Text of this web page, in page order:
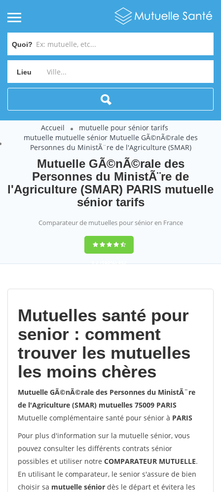
Quoi?
Lieu
Accueil
mutuelle pour sénior tarifs
mutuelle mutuelle sénior Mutuelle GÃ©nÃ©rale des
Personnes du MinistÃ¨re de l'Agriculture (SMAR)
Mutuelle GÃ©nÃ©rale des
Personnes du MinistÃ¨re de
l'Agriculture (SMAR) PARIS mutuelle
sénior tarifs
Comparateur de mutuelles pour sénior en France
9,2(100%)452
Mutuelles santé pour
senior : comment
trouver les mutuelles
les moins chères
Mutuelle GÃ©nÃ©rale des Personnes du MinistÃ¨re
de l'Agriculture (SMAR) mutuelles 75009 PARIS
Mutuelle complémentaire santé pour sénior à PARIS
Pour plus d'information sur la mutuelle sénior, vous
pouvez consulter les différents contrats sénior
possibles et utiliser notre COMPARATEUR MUTUELLE.
En utilisant le comparateur, le senior s'assure de bien
choisir sa mutuelle sénior dès le départ et évitera les